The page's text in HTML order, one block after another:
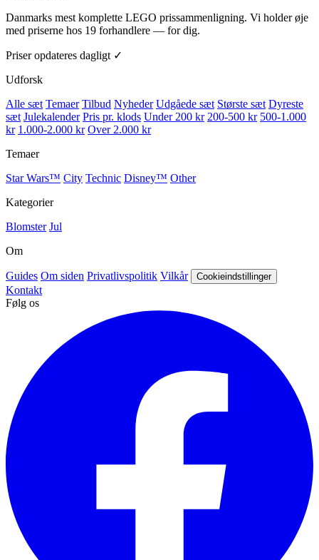
Danmarks mest komplette LEGO prissammenligning. Vi holder øje
med priserne hos 19 forhandlere — for dig.
Priser opdateres dagligt ✓
Udforsk
Alle sæt Temaer Tilbud Nyheder Udgåede sæt Største sæt Dyreste
sæt Julekalender Pris pr. klods Under 200 kr 200-500 kr 500-1.000
kr 1.000-2.000 kr Over 2.000 kr
Temaer
Star Wars™ City Technic Disney™ Other
Kategorier
Blomster Jul
Om
Guides Om siden Privatlivspolitik Vilkår Cookieindstillinger
Kontakt
Følg os